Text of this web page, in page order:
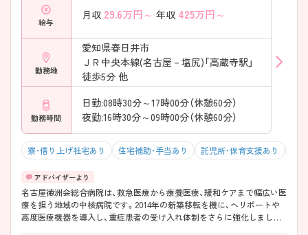
給与
月収 29.6万円～ 年収 425万円～
勤務地
愛知県春日井市
ＪＲ中央本線(名古屋－塩尻)「高蔵寺駅」
徒歩5分 他
勤務時間
日勤:08時30分～17時00分（休憩60分）
夜勤:16時30分～09時00分（休憩60分）
寮・借り上げ社宅あり 住宅補助・手当あり 託児所・保育支援あり
名古屋徳洲会総合病院は、救急医療から療養医療、緩和ケアまで幅広い医
療を担う地域の中核病院です。2014年の新築移転を機に、ヘリポートや
高度医療機器を導入し、重症患者の受け入れ体制をさらに強化しまし